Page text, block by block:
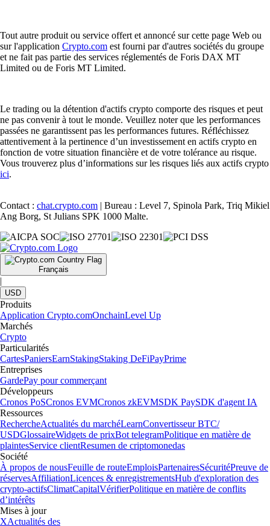
Tout autre produit ou service offert et annoncé sur cette page Web ou
sur l'application Crypto.com est fourni par d'autres sociétés du groupe
et ne fait pas partie des services réglementés de Foris DAX MT
Limited ou de Foris MT Limited.
Le trading ou la détention d'actifs crypto comporte des risques et peut
ne pas convenir à tout le monde. Veuillez noter que les performances
passées ne garantissent pas les performances futures. Réfléchissez
attentivement à la pertinence d’un investissement en actifs crypto en
fonction de votre situation financière et de votre tolérance au risque.
Vous trouverez plus d’informations sur les risques liés aux actifs crypto
ici.
Contact : chat.crypto.com | Bureau : Level 7, Spinola Park, Triq Mikiel
Ang Borg, St Julians SPK 1000 Malte.
Français
|
USD
Produits
Application Crypto.comOnchainLevel Up
Marchés
Crypto
Particularités
CartesPaniersEarnStakingStaking DeFiPayPrime
Entreprises
GardePay pour commerçant
Développeurs
Cronos PoSCronos EVMCronos zkEVMSDK PaySDK d'agent IA
Ressources
RechercheActualités du marchéLearnConvertisseur BTC/
USDGlossaireWidgets de prixBot telegramPolitique en matière de
plaintesService clientResumen de criptomonedas
Société
À propos de nousFeuille de routeEmploisPartenairesSécuritéPreuve de
réservesAffiliationLicences & enregistrementsHub d'exploration des
crypto-actifsClimatCapitalVérifierPolitique en matière de conflits
d’intérêts
Mises à jour
XActualités des